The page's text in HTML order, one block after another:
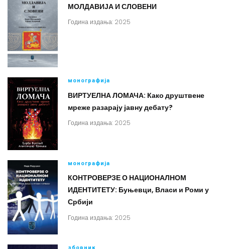
МОЛДАВИЈА И СЛОВЕНИ
Година издања: 2025
монографија
ВИРТУЕЛНА ЛОМАЧА: Како друштвене
мреже разарају јавну дебату?
Година издања: 2025
монографија
КОНТРОВЕРЗЕ О НАЦИОНАЛНОМ
ИДЕНТИТЕТУ: Буњевци, Власи и Роми у
Србији
Година издања: 2025